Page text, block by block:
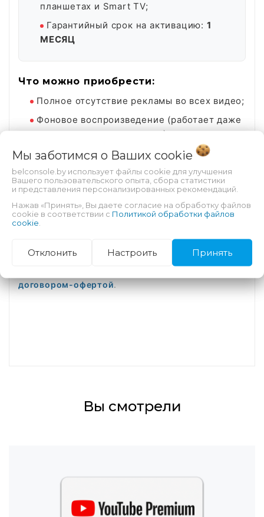
планшетах и Smart TV;
Гарантийный срок на активацию: 1
МЕСЯЦ
Что можно приобрести:
Полное отсутствие рекламы во всех видео;
Фоновое воспроизведение (работает даже
при свернутом приложении);
Возможность скачивать видео для офлайн-
просмотра;
Доступ к YouTube Music без ограничений;
Просмотр эксклюзивного контента;
Перед покупкой ознакомьтесь с
договором-
договором-офертой.
Вы смотрели
Мы заботимся о Ваших cookie
belconsole.by использует файлы cookie для улучшения
Вашего пользовательского опыта, сбора статистики
и представления персонализированных рекомендаций.
Нажав «Принять», Вы даете согласие на обработку файлов
cookie в соответствии с Политикой обработки файлов
cookie
Отклонить Настроить Принять